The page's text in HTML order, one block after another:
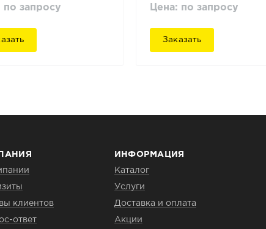
по запросу Цена: по запросу
Заказать
клиентов
ответ
ИНФОРМАЦИЯ
Каталог
Услуги
Доставка и оплата
Акции